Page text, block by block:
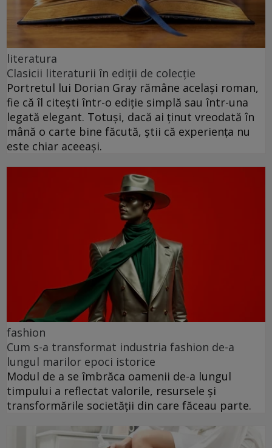
literatura
Clasicii literaturii în ediții de colecție
Portretul lui Dorian Gray rămâne același roman,
fie că îl citești într-o ediție simplă sau într-una
legată elegant. Totuși, dacă ai ținut vreodată în
mână o carte bine făcută, știi că experiența nu
este chiar aceeași.
fashion
Cum s-a transformat industria fashion de-a
lungul marilor epoci istorice
Modul de a se îmbrăca oamenii de-a lungul
timpului a reflectat valorile, resursele și
transformările societății din care făceau parte.